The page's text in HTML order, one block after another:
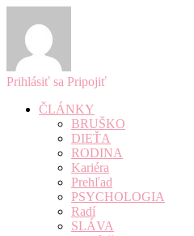
Prihlásiť sa Pripojiť
ČLÁNKY
BRUŠKO
DIEŤA
RODINA
Kariéra
Prehľad
PSYCHOLOGIA
Radí
SLÁVA